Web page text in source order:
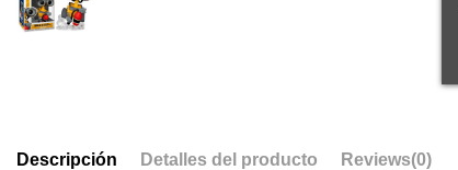
Descripción Detalles del producto Reviews(0)